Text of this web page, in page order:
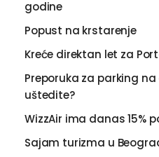
godine
Popust na krstarenje
Kreće direktan let za
Preporuka za parking
uštedite?
WizzAir ima danas 15%
Sajam turizma u